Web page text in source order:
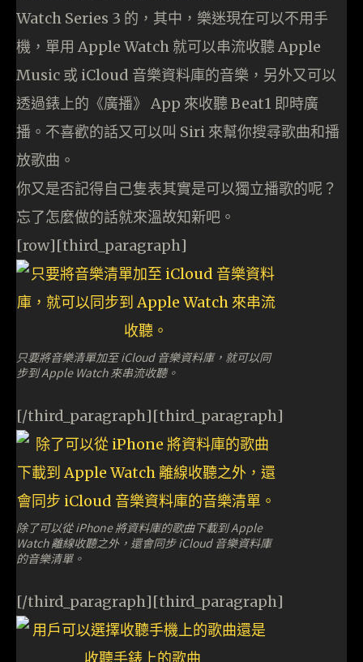
Watch Series 3 的，其中，樂迷現在可以不用手
機，單用 Apple Watch 就可以串流收聽 Apple
Music 或 iCloud 音樂資料庫的音樂，另外又可以
透過錶上的《廣播》 App 來收聽 Beat1 即時廣
播。不喜歡的話又可以叫 Siri 來幫你搜尋歌曲和播
放歌曲。
你又是否記得自己隻表其實是可以獨立播歌的呢？
忘了怎麼做的話就來溫故知新吧。
[row][third_paragraph]
只要將音樂清單加至 iCloud 音樂資料庫，就可以同
步到 Apple Watch 來串流收聽。
[/third_paragraph][third_paragraph]
除了可以從 iPhone 將資料庫的歌曲下載到 Apple
Watch 離線收聽之外，還會同步 iCloud 音樂資料庫
的音樂清單。
[/third_paragraph][third_paragraph]